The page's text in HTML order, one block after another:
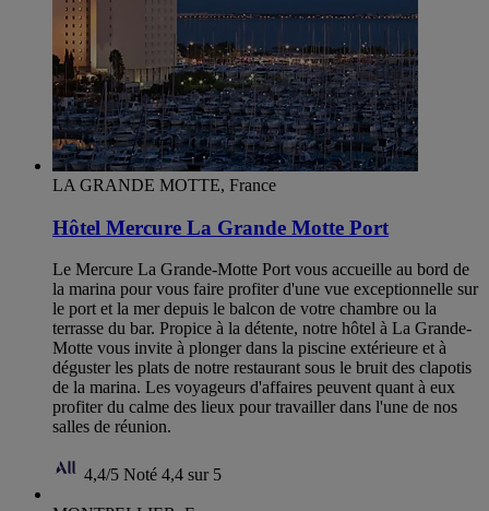
LA GRANDE MOTTE, France
Hôtel Mercure La Grande Motte Port
Le Mercure La Grande-Motte Port vous accueille au bord de
la marina pour vous faire profiter d'une vue exceptionnelle sur
le port et la mer depuis le balcon de votre chambre ou la
terrasse du bar. Propice à la détente, notre hôtel à La Grande-
Motte vous invite à plonger dans la piscine extérieure et à
déguster les plats de notre restaurant sous le bruit des clapotis
de la marina. Les voyageurs d'affaires peuvent quant à eux
profiter du calme des lieux pour travailler dans l'une de nos
salles de réunion.
4,4/5 Noté 4,4 sur 5